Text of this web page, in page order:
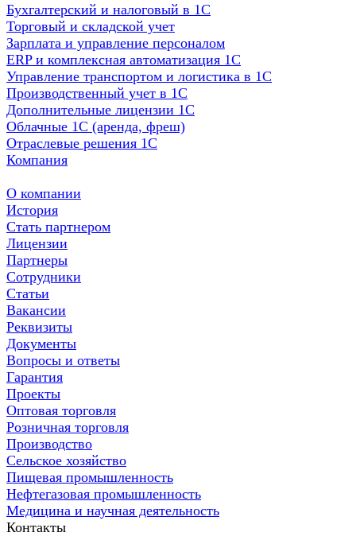
Бухгалтерский и налоговый в 1С
Торговый и складской учет
Зарплата и управление персоналом
ERP и комплексная автоматизация 1С
Управление транспортом и логистика в 1С
Производственный учет в 1С
Дополнительные лицензии 1С
Облачные 1С (аренда, фреш)
Отраслевые решения 1С
Компания
О компании
История
Стать партнером
Лицензии
Партнеры
Сотрудники
Статьи
Вакансии
Реквизиты
Документы
Вопросы и ответы
Гарантия
Проекты
Оптовая торговля
Розничная торговля
Производство
Сельское хозяйство
Пищевая промышленность
Нефтегазовая промышленность
Медицина и научная деятельность
Контакты